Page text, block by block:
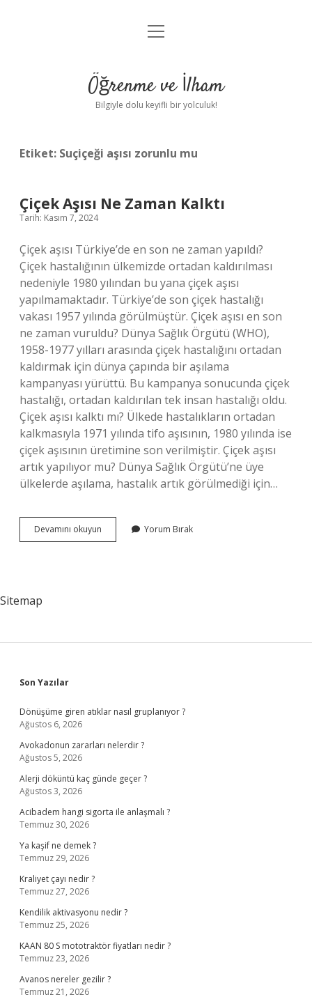
Anasayfa
Yasal Uyarı
menüyü
Öğrenme ve İlham
Bilgiyle dolu keyifli bir yolculuk!
Etiket: Suçiçeği aşısı zorunlu mu
Çiçek Aşısı Ne Zaman Kalktı
Tarih: Kasım 7, 2024
Çiçek aşısı Türkiye’de en son ne zaman yapıldı?
Çiçek hastalığının ülkemizde ortadan kaldırılması
nedeniyle 1980 yılından bu yana çiçek aşısı
yapılmamaktadır. Türkiye’de son çiçek hastalığı
vakası 1957 yılında görülmüştür. Çiçek aşısı en son
ne zaman vuruldu? Dünya Sağlık Örgütü (WHO),
1958-1977 yılları arasında çiçek hastalığını ortadan
kaldırmak için dünya çapında bir aşılama
kampanyası yürüttü. Bu kampanya sonucunda çiçek
hastalığı, ortadan kaldırılan tek insan hastalığı oldu.
Çiçek aşısı kalktı mı? Ülkede hastalıkların ortadan
kalkmasıyla 1971 yılında tifo aşısının, 1980 yılında ise
çiçek aşısının üretimine son verilmiştir. Çiçek aşısı
artık yapılıyor mu? Dünya Sağlık Örgütü’ne üye
ülkelerde aşılama, hastalık artık görülmediği için…
Devamını okuyun
Aşısı
Yorum Bırak
Sitemap
Sidebar
Son Yazılar
Dönüşüme giren atıklar nasıl gruplanıyor ?
Ağustos 6, 2026
Avokadonun zararları nelerdir ?
Ağustos 5, 2026
Alerji döküntü kaç günde geçer ?
Ağustos 3, 2026
Acibadem hangi sigorta ile anlaşmalı ?
Temmuz 30, 2026
Ya kaşif ne demek ?
Temmuz 29, 2026
Kraliyet çayı nedir ?
Temmuz 27, 2026
Kendilik aktivasyonu nedir ?
Temmuz 25, 2026
KAAN 80 S mototraktör fiyatları nedir ?
Temmuz 23, 2026
Avanos nereler gezilir ?
Temmuz 21, 2026